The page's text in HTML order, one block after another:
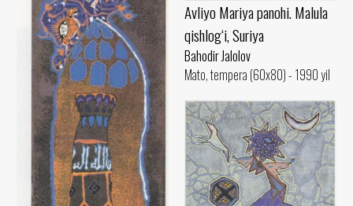
Avliyo Mariya panohi. Malula
qishlog‘i, Suriya
Bahodir Jalolov
Mato, tempera (60x80) - 1990 yil